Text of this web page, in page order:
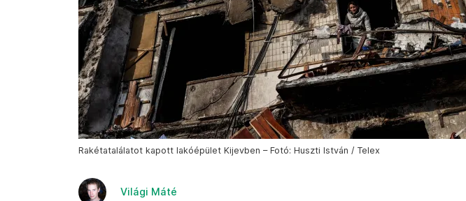
Rakétatalálatot kapott lakóépület Kijevben – Fotó: Huszti István / Telex
Világi Máté